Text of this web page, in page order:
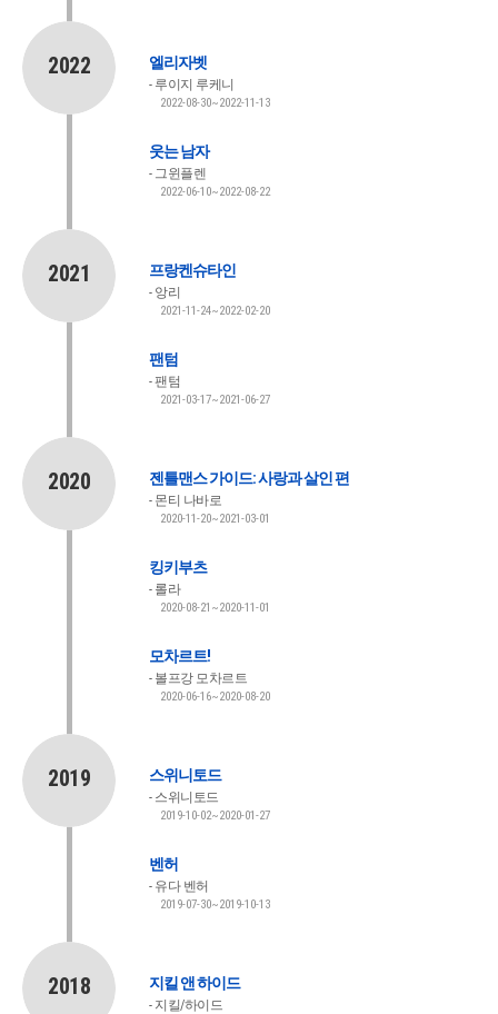
2022 엘리자벳
루이지 루케니
2022-08-30~2022-11-13
웃는 남자
그윈플렌
2022-06-10~2022-08-22
2021 프랑켄슈타인
앙리
2021-11-24~2022-02-20
팬텀
팬텀
2021-03-17~2021-06-27
2020 젠틀맨스 가이드: 사랑과 살인 편
몬티 나바로
2020-11-20~2021-03-01
킹키부츠
롤라
2020-08-21~2020-11-01
모차르트!
볼프강 모차르트
2020-06-16~2020-08-20
2019 스위니토드
스위니토드
2019-10-02~2020-01-27
벤허
유다 벤허
2019-07-30~2019-10-13
2018 지킬 앤 하이드
지킬/하이드